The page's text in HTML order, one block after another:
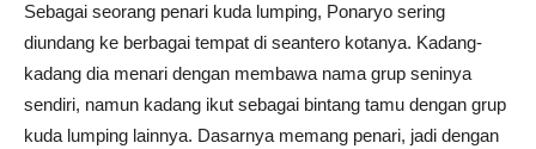
Sebagai seorang penari kuda lumping, Ponaryo sering
diundang ke berbagai tempat di seantero kotanya. Kadang-
kadang dia menari dengan membawa nama grup seninya
sendiri, namun kadang ikut sebagai bintang tamu dengan grup
kuda lumping lainnya. Dasarnya memang penari, jadi dengan